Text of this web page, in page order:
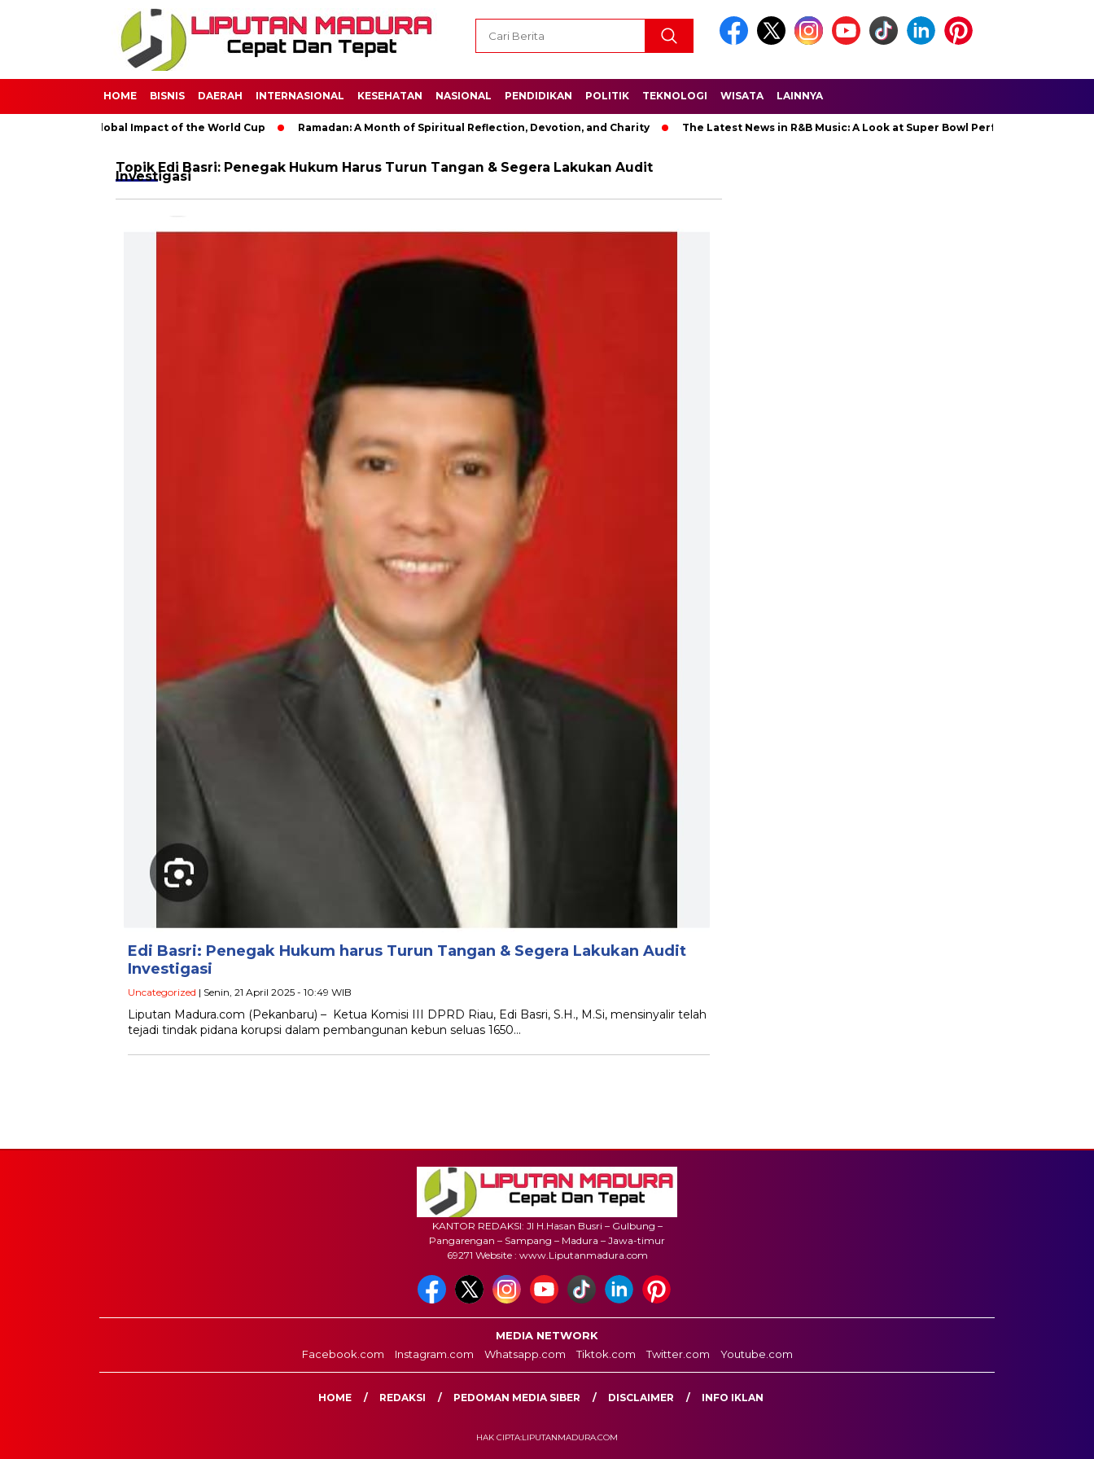
HOME BISNIS DAERAH INTERNASIONAL KESEHATAN NASIONAL PENDIDIKAN POLITIK TEKNOLOGI WISATA LAINNYA
The Global Impact of the World Cup Ramadan: A Month of Spiritual Reflection, Devotion, and Charity The Latest News in R&B Music: A Look at Super Bowl Performances, New
Topik Edi Basri: Penegak Hukum Harus Turun Tangan & Segera Lakukan Audit
Investigasi
Edi Basri: Penegak Hukum harus Turun Tangan & Segera Lakukan Audit
Investigasi
Uncategorized | Senin, 21 April 2025 - 10:49 WIB
Liputan Madura.com (Pekanbaru) – Ketua Komisi III DPRD Riau, Edi Basri, S.H., M.Si, mensinyalir telah
tejadi tindak pidana korupsi dalam pembangunan kebun seluas 1650…
KANTOR REDAKSI: Jl H.Hasan Busri – Gulbung –
Pangarengan – Sampang – Madura – Jawa-timur
69271 Website : www.Liputanmadura.com
MEDIA NETWORK
Facebook.com
Instagram.com Whatsapp.com Tiktok.com Twitter.com Youtube.com
HOME REDAKSI PEDOMAN MEDIA SIBER DISCLAIMER INFO IKLAN
HAK CIPTA:LIPUTANMADURA.COM